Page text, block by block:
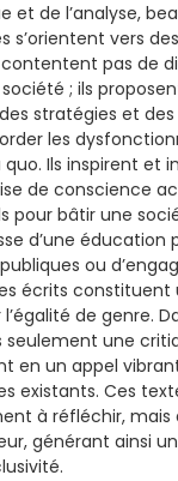
et de l’analyse,
vers
pas de
; ils
stratégies et
les
Ils inspirent et
de conscience
pour bâtir une
d’une éducation
ou
écrits constituent
de genre.
seulement une
en un appel
existants. Ces
à réfléchir, mais
générant ainsi